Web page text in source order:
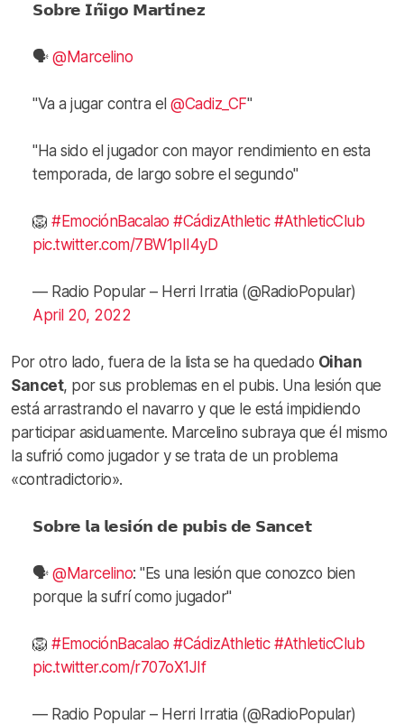
𝗦𝗼𝗯𝗿𝗲 𝗜𝗻̃𝗶𝗴𝗼 𝗠𝗮𝗿𝘁𝗶́𝗻𝗲𝘇
🗣️ @Marcelino
"Va a jugar contra el @Cadiz_CF"
"Ha sido el jugador con mayor rendimiento en esta
temporada, de largo sobre el segundo"
🦁 #EmociónBacalao #CádizAthletic #AthleticClub
pic.twitter.com/7BW1pII4yD
— Radio Popular – Herri Irratia (@RadioPopular)
April 20, 2022
Por otro lado, fuera de la lista se ha quedado Oihan
Sancet, por sus problemas en el pubis. Una lesión que
está arrastrando el navarro y que le está impidiendo
participar asiduamente. Marcelino subraya que él mismo
la sufrió como jugador y se trata de un problema
«contradictorio».
𝗦𝗼𝗯𝗿𝗲 𝗹𝗮 𝗹𝗲𝘀𝗶𝗼́𝗻 𝗱𝗲 𝗽𝘂𝗯𝗶𝘀 𝗱𝗲 𝗦𝗮𝗻𝗰𝗲𝘁
🗣️ @Marcelino: "Es una lesión que conozco bien
porque la sufrí como jugador"
🦁 #EmociónBacalao #CádizAthletic #AthleticClub
pic.twitter.com/r707oX1JIf
— Radio Popular – Herri Irratia (@RadioPopular)